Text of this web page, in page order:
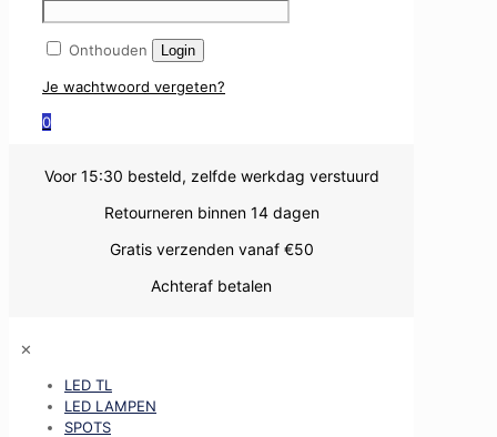
Onthouden Login
Je wachtwoord vergeten?
0
Voor 15:30 besteld, zelfde werkdag verstuurd
Retourneren binnen 14 dagen
Gratis verzenden vanaf €50
Achteraf betalen
✕
LED TL
LED LAMPEN
SPOTS